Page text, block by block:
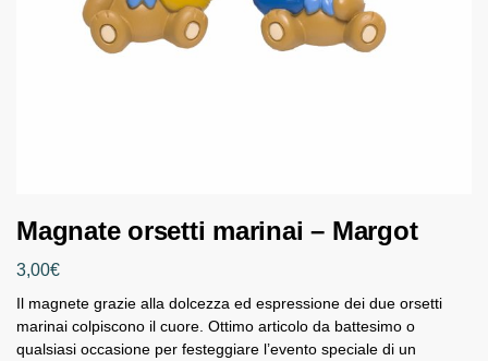
Magnate orsetti marinai – Margot
3,00€
Il magnete grazie alla dolcezza ed espressione dei due orsetti
marinai colpiscono il cuore. Ottimo articolo da battesimo o
qualsiasi occasione per festeggiare l’evento speciale di un